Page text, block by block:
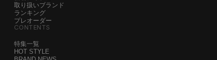
取り扱いブランド
ランキング
プレオーダー
CONTENTS
特集一覧
HOT STYLE